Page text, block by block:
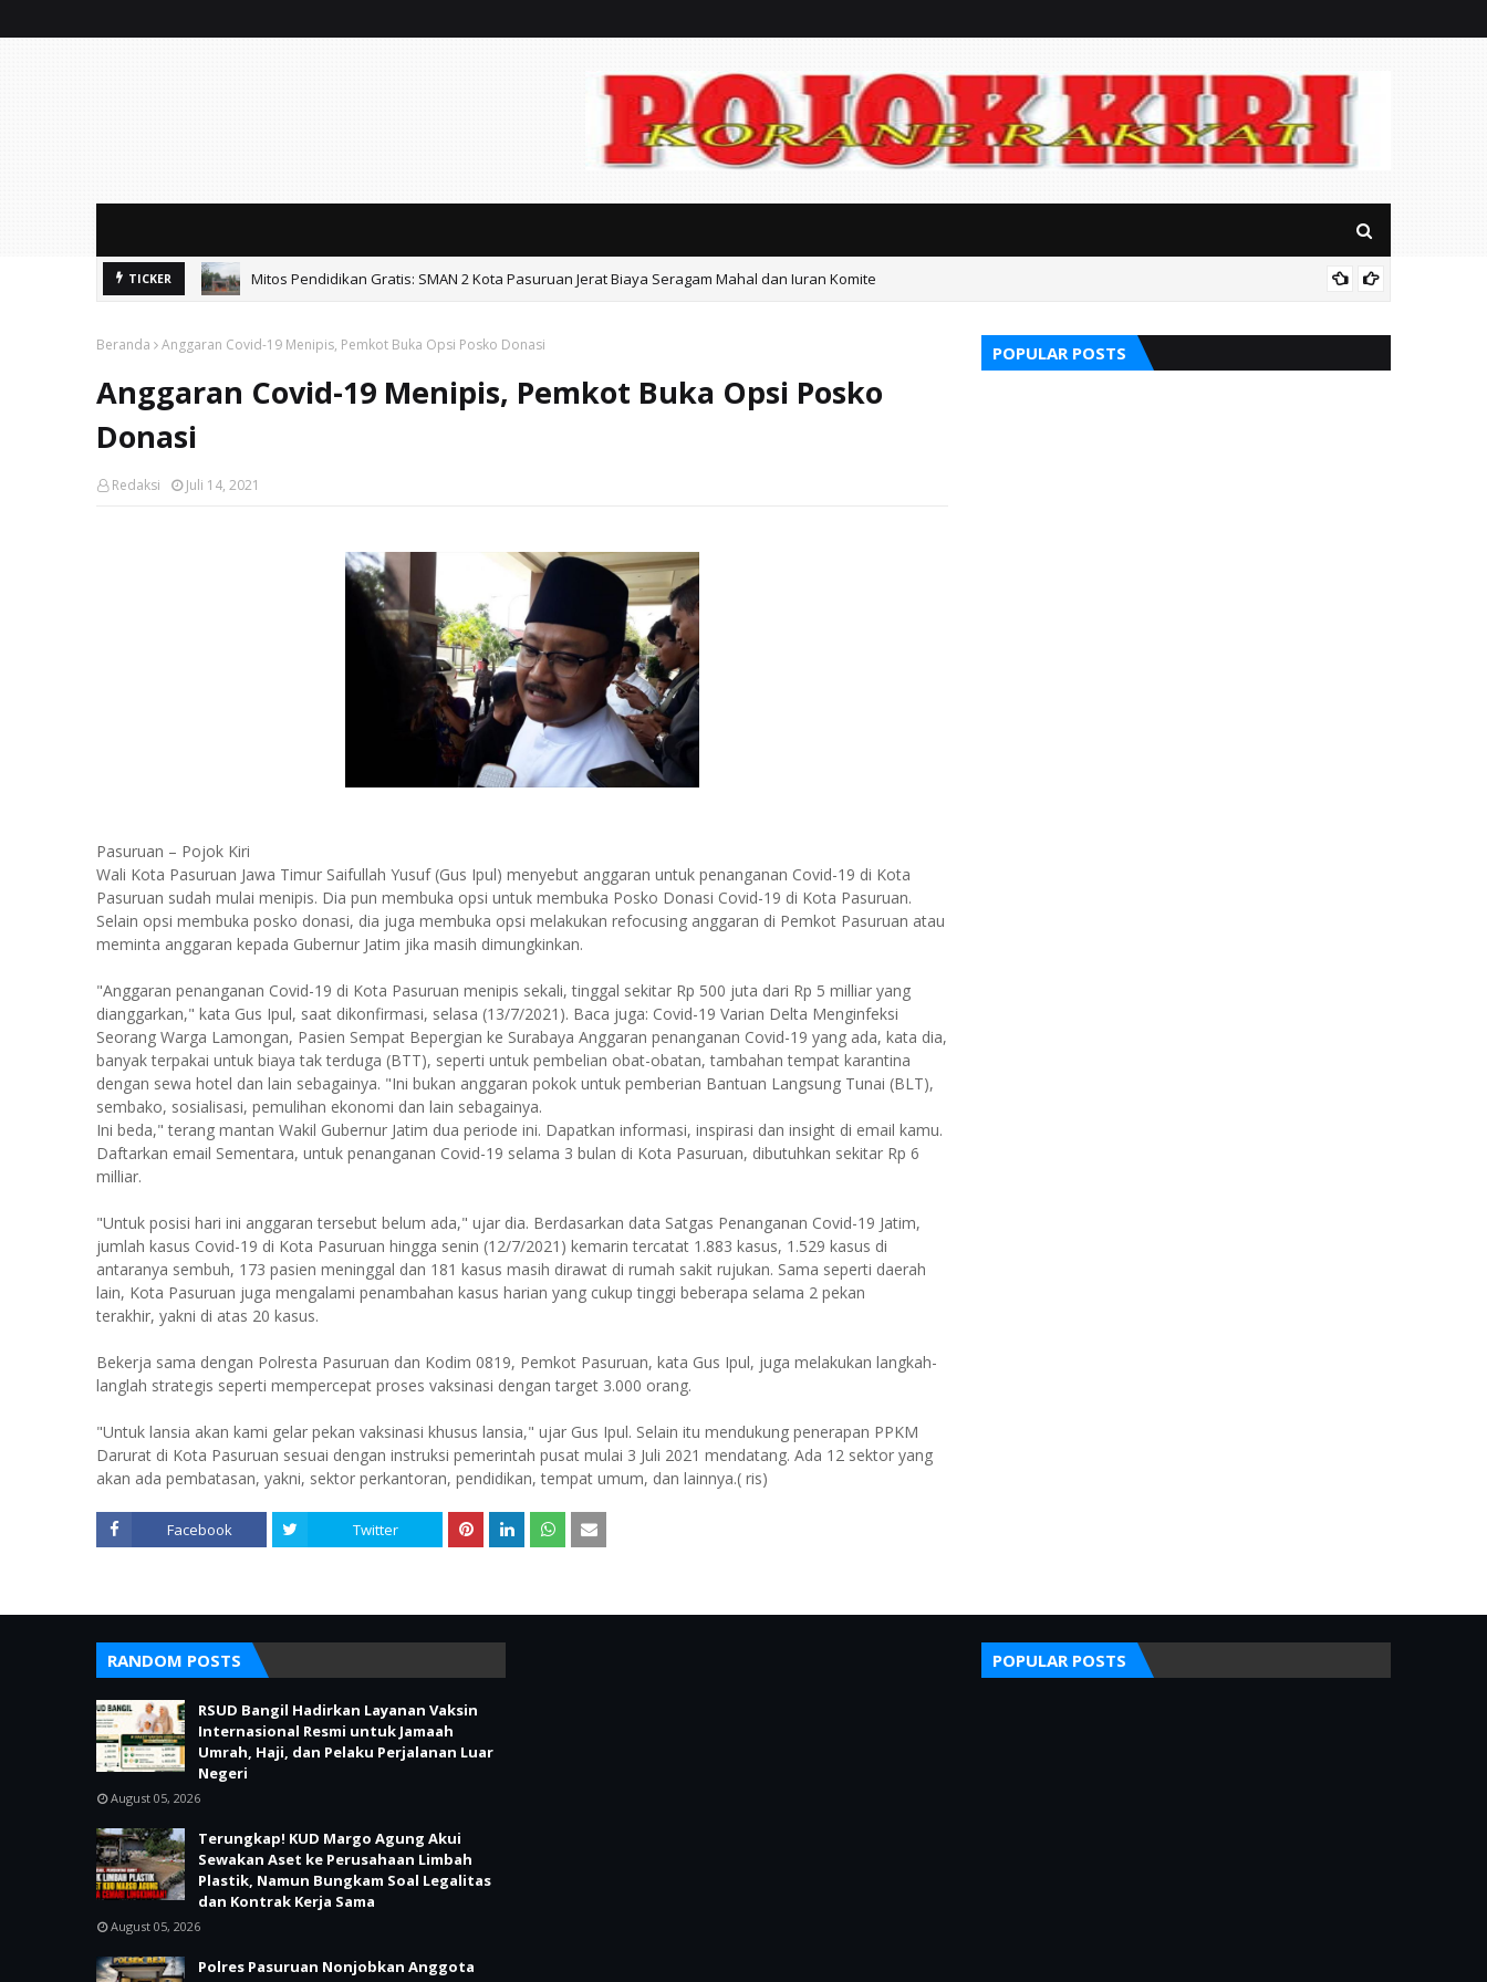
TICKER
Mitos Pendidikan Gratis: SMAN 2 Kota Pasuruan Jerat Biaya Seragam Mahal dan Iuran Komite
Beranda Anggaran Covid-19 Menipis, Pemkot Buka Opsi Posko Donasi
Anggaran Covid-19 Menipis, Pemkot Buka Opsi Posko
Donasi
Redaksi Juli 14, 2021
Pasuruan – Pojok Kiri
Wali Kota Pasuruan Jawa Timur Saifullah Yusuf (Gus Ipul) menyebut anggaran untuk penanganan Covid-19 di Kota
Pasuruan sudah mulai menipis. Dia pun membuka opsi untuk membuka Posko Donasi Covid-19 di Kota Pasuruan.
Selain opsi membuka posko donasi, dia juga membuka opsi melakukan refocusing anggaran di Pemkot Pasuruan atau
meminta anggaran kepada Gubernur Jatim jika masih dimungkinkan.
"Anggaran penanganan Covid-19 di Kota Pasuruan menipis sekali, tinggal sekitar Rp 500 juta dari Rp 5 milliar yang
dianggarkan," kata Gus Ipul, saat dikonfirmasi, selasa (13/7/2021). Baca juga: Covid-19 Varian Delta Menginfeksi
Seorang Warga Lamongan, Pasien Sempat Bepergian ke Surabaya Anggaran penanganan Covid-19 yang ada, kata dia,
banyak terpakai untuk biaya tak terduga (BTT), seperti untuk pembelian obat-obatan, tambahan tempat karantina
dengan sewa hotel dan lain sebagainya. "Ini bukan anggaran pokok untuk pemberian Bantuan Langsung Tunai (BLT),
sembako, sosialisasi, pemulihan ekonomi dan lain sebagainya.
Ini beda," terang mantan Wakil Gubernur Jatim dua periode ini. Dapatkan informasi, inspirasi dan insight di email kamu.
Daftarkan email Sementara, untuk penanganan Covid-19 selama 3 bulan di Kota Pasuruan, dibutuhkan sekitar Rp 6
milliar.
"Untuk posisi hari ini anggaran tersebut belum ada," ujar dia. Berdasarkan data Satgas Penanganan Covid-19 Jatim,
jumlah kasus Covid-19 di Kota Pasuruan hingga senin (12/7/2021) kemarin tercatat 1.883 kasus, 1.529 kasus di
antaranya sembuh, 173 pasien meninggal dan 181 kasus masih dirawat di rumah sakit rujukan. Sama seperti daerah
lain, Kota Pasuruan juga mengalami penambahan kasus harian yang cukup tinggi beberapa selama 2 pekan
terakhir, yakni di atas 20 kasus.
Bekerja sama dengan Polresta Pasuruan dan Kodim 0819, Pemkot Pasuruan, kata Gus Ipul, juga melakukan langkah-
langlah strategis seperti mempercepat proses vaksinasi dengan target 3.000 orang.
"Untuk lansia akan kami gelar pekan vaksinasi khusus lansia," ujar Gus Ipul. Selain itu mendukung penerapan PPKM
Darurat di Kota Pasuruan sesuai dengan instruksi pemerintah pusat mulai 3 Juli 2021 mendatang. Ada 12 sektor yang
akan ada pembatasan, yakni, sektor perkantoran, pendidikan, tempat umum, dan lainnya.( ris)
Facebook Twitter
POPULAR POSTS
RANDOM POSTS
RSUD Bangil Hadirkan Layanan Vaksin
Internasional Resmi untuk Jamaah
Umrah, Haji, dan Pelaku Perjalanan Luar
Negeri
August 05, 2026
Terungkap! KUD Margo Agung Akui
Sewakan Aset ke Perusahaan Limbah
Plastik, Namun Bungkam Soal Legalitas
dan Kontrak Kerja Sama
August 05, 2026
Polres Pasuruan Nonjobkan Anggota
POPULAR POSTS